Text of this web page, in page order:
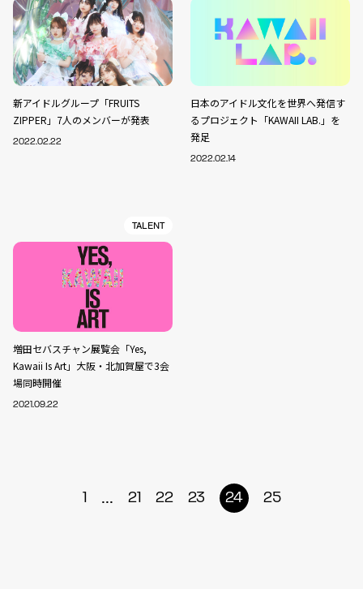
新アイドルグループ「FRUITS
ZIPPER」7人のメンバーが発表
2022.02.22
日本のアイドル文化を世界へ発信す
るプロジェクト「KAWAII LAB.」を
発足
2022.02.14
TALENT
増田セバスチャン展覧会「Yes,
Kawaii Is Art」大阪・北加賀屋で3会
場同時開催
2021.09.22
1 ... 21 22 23 24 25